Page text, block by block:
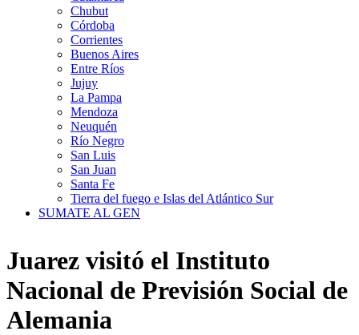
Chubut
Córdoba
Corrientes
Buenos Aires
Entre Ríos
Jujuy
La Pampa
Mendoza
Neuquén
Río Negro
San Luis
San Juan
Santa Fe
Tierra del fuego e Islas del Atlántico Sur
SUMATE AL GEN
Juarez visitó el Instituto
Nacional de Previsión Social de
Alemania